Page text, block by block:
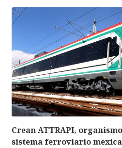
Crean ATTRAPI,
sistema ferroviario